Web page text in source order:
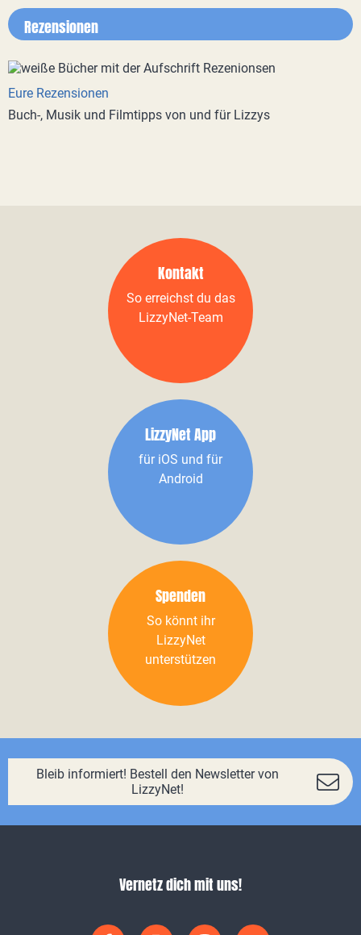
Rezensionen
Eure Rezensionen
Buch-, Musik und Filmtipps von und für Lizzys
Kontakt
So erreichst du das
LizzyNet-Team
LizzyNet App
für iOS und für
Android
Spenden
So könnt ihr
LizzyNet
unterstützen
Bleib informiert! Bestell den Newsletter von
LizzyNet!
Vernetz dich mit uns!